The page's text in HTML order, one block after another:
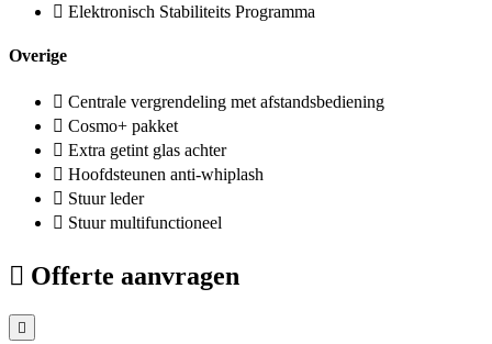
Elektronisch Stabiliteits Programma
Overige
Centrale vergrendeling met afstandsbediening
Cosmo+ pakket
Extra getint glas achter
Hoofdsteunen anti-whiplash
Stuur leder
Stuur multifunctioneel
Offerte aanvragen